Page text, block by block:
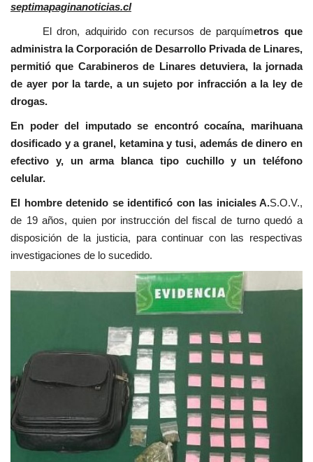
septimapaginanoticias.cl
El dron, adquirido con recursos de parquímetros que
administra la Corporación de Desarrollo Privada de Linares,
permitió que Carabineros de Linares detuviera, la jornada
de ayer por la tarde, a un sujeto por infracción a la ley de
drogas.
En poder del imputado se encontró cocaína, marihuana
dosificado y a granel, ketamina y tusi, además de dinero en
efectivo y, un arma blanca tipo cuchillo y un teléfono
celular.
El hombre detenido se identificó con las iniciales A.S.O.V.,
de 19 años, quien por instrucción del fiscal de turno quedó a
disposición de la justicia, para continuar con las respectivas
investigaciones de lo sucedido.